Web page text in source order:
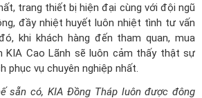
phục vụ chuyên nghiệp nhất.
sẵn có, KIA Đồng Tháp luôn được đông
và là một trong những showroom có
thiết nhất trong hệ thống. Để đáp lại
không ngừng phát triển để nâng cao
dịch vụ tốt nhất.